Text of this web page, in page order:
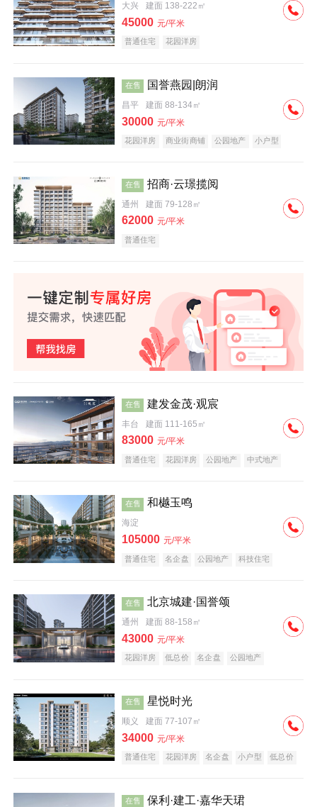
大兴 建面 138-222㎡
45000 元/平米
普通住宅 花园洋房
在售 国誉燕园|朗润
昌平 建面 88-134㎡
30000 元/平米
花园洋房 商业街商铺 公园地产
小户型
在售 招商·云璟揽阅
通州 建面 79-128㎡
62000 元/平米
普通住宅
在售 建发金茂·观宸
丰台 建面 111-165㎡
83000 元/平米
普通住宅 花园洋房 公园地产
中式地产
在售 和樾玉鸣
海淀
105000 元/平米
普通住宅 名企盘 公园地产 科技住宅
在售 北京城建·国誉颂
通州 建面 88-158㎡
43000 元/平米
花园洋房 低总价 名企盘 公园地产
在售 星悦时光
顺义 建面 77-107㎡
34000 元/平米
普通住宅 花园洋房 名企盘 小户型 低总价
在售 保利·建工·嘉华天珺